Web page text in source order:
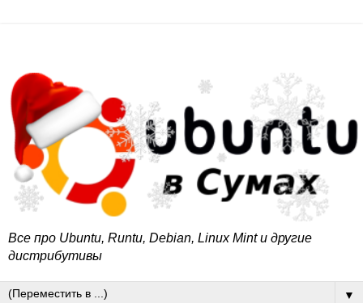
Все про Ubuntu, Runtu, Debian, Linux Mint и другие
дистрибутивы
▼